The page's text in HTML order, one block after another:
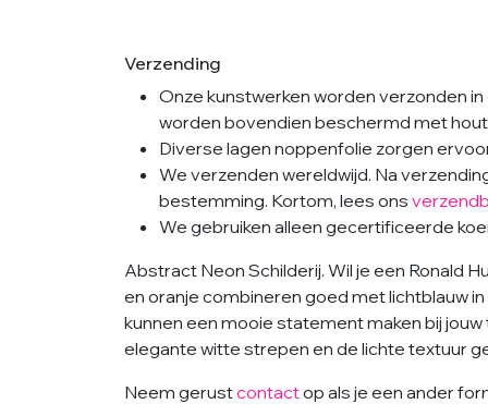
Verzending
Onze kunstwerken worden verzonden
worden bovendien beschermd met
Diverse lagen noppenfolie zorgen
We verzenden wereldwijd. Na
bestemming. Kortom, lees ons
We gebruiken alleen gecertificeerde
Abstract Neon Schilderij. Wil je een Ronald
en oranje combineren goed met lichtblauw
kunnen een mooie statement maken bij
elegante witte strepen en de lichte textuur
Neem gerustcontactop als je een ander